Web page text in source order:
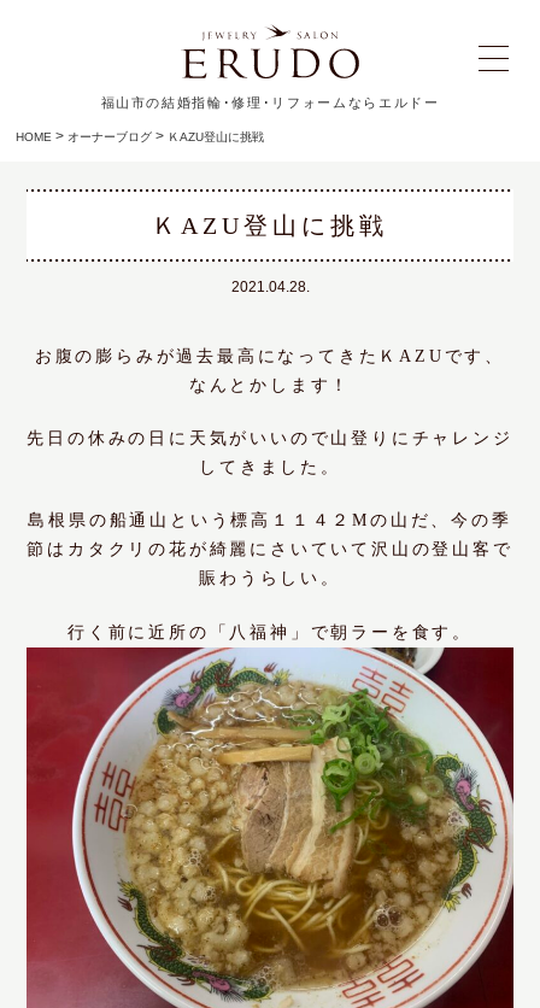
福山市の結婚指輪･修理･リフォームならエルドー
HOME > オーナーブログ > ＫAZU登山に挑戦
ＫAZU登山に挑戦
2021.04.28.
お腹の膨らみが過去最高になってきたＫAZUです、
なんとかします！
先日の休みの日に天気がいいので山登りにチャレンジ
してきました。
島根県の船通山という標高１１４２Mの山だ、今の季
節はカタクリの花が綺麗にさいていて沢山の登山客で
賑わうらしい。
行く前に近所の「八福神」で朝ラーを食す。